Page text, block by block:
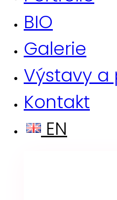
BIO
Galerie
Výstavy a
Kontakt